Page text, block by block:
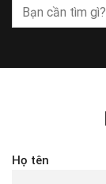
Họ tên